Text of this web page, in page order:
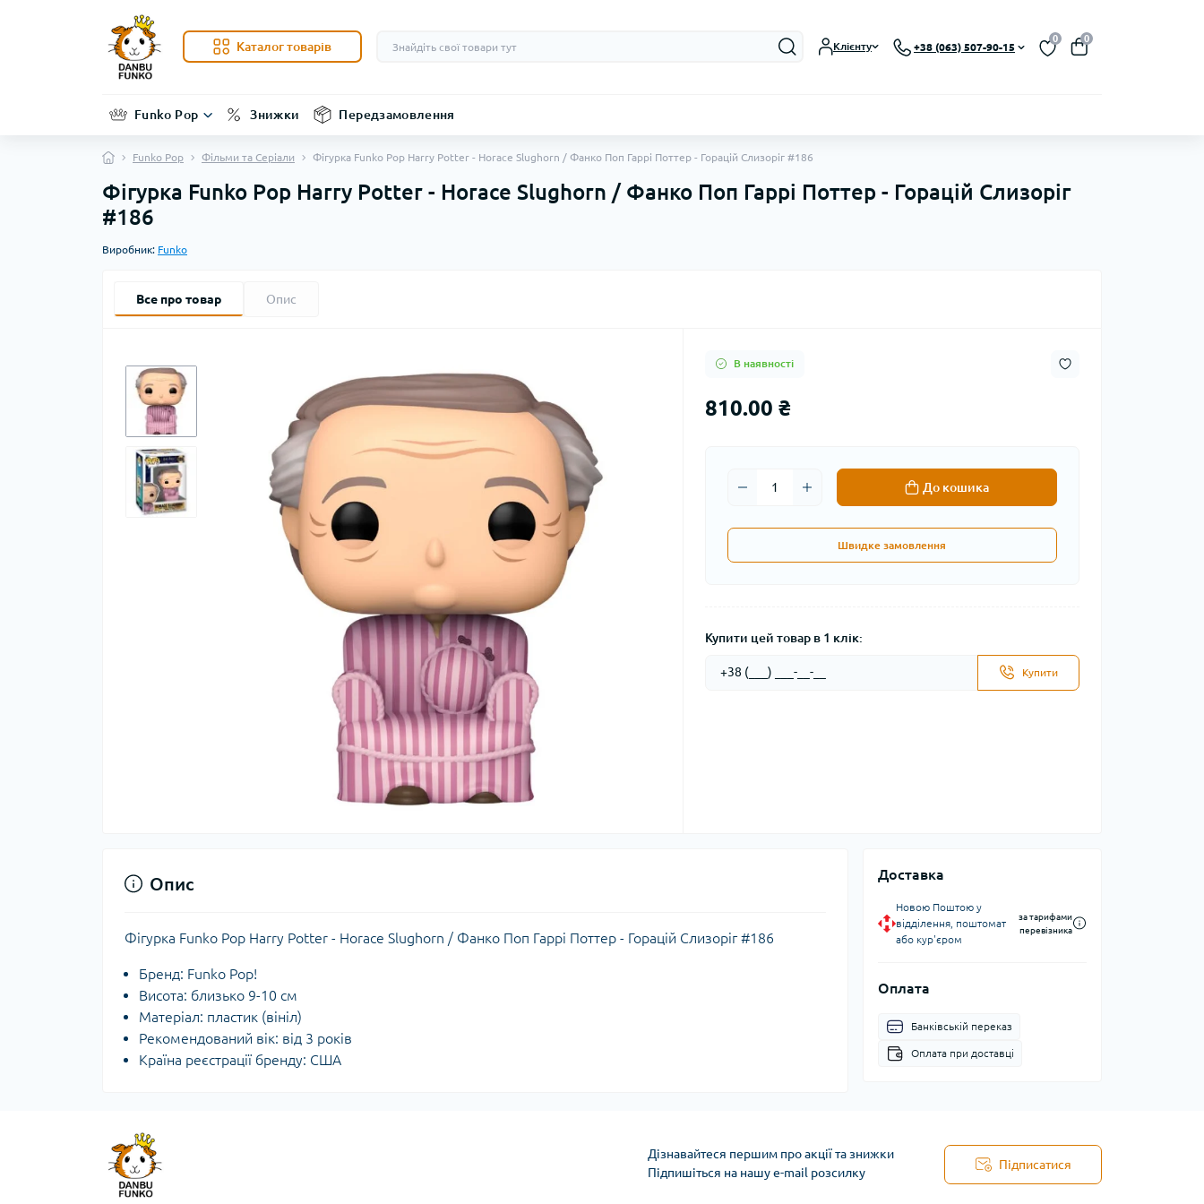
Каталог товарів Клієнту +38 (063) 507-90-15
0 0
Funko Pop Знижки Передзамовлення
Funko Pop Фільми та Серіали Фігурка Funko Pop Harry Potter - Horace Slughorn / Фанко Поп Гаррі Поттер - Горацій Слизоріг #186
Фігурка Funko Pop Harry Potter - Horace Slughorn / Фанко Поп Гаррі Поттер - Горацій Слизоріг
#186
Виробник: Funko
Все про товар Опис
В наявності
810.00 ₴
До кошика
Швидке замовлення
Купити цей товар в 1 клік:
Купити
Доставка
Новою Поштою у
відділення, поштомат
або кур'єром
за тарифами
перевізника
Оплата
Банківській переказ
Оплата при доставці
Опис
Фігурка Funko Pop Harry Potter - Horace Slughorn / Фанко Поп Гаррі Поттер - Горацій Слизоріг #186
Бренд: Funko Pop!
Висота: близько 9-10 см
Матеріал: пластик (вініл)
Рекомендований вік: від 3 років
Країна реєстрації бренду: США
Дізнавайтеся першим про акції та знижки
Підпишіться на нашу e-mail розсилку
Підписатися